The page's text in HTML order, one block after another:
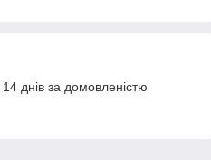
днів за домовленістю